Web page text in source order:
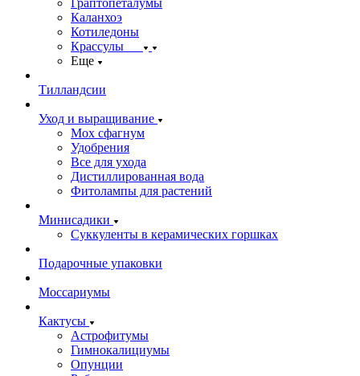
Граптопеталумы
Каланхоэ
Котиледоны
Крассулы
Еще
Тилландсии
Уход и выращивание
Мох сфагнум
Удобрения
Все для ухода
Дистиллированная вода
Фитолампы для растений
Минисадики
Суккуленты в керамических горшках
Подарочные упаковки
Моссариумы
Кактусы
Астрофитумы
Гимнокалициумы
Опунции